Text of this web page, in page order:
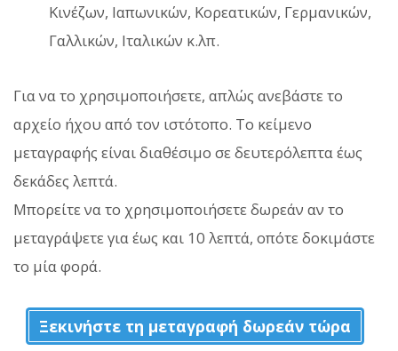
Κινέζων, Ιαπωνικών, Κορεατικών, Γερμανικών,
Γαλλικών, Ιταλικών κ.λπ.
Για να το χρησιμοποιήσετε, απλώς ανεβάστε το
αρχείο ήχου από τον ιστότοπο. Το κείμενο
μεταγραφής είναι διαθέσιμο σε δευτερόλεπτα έως
δεκάδες λεπτά.
Μπορείτε να το χρησιμοποιήσετε δωρεάν αν το
μεταγράψετε για έως και 10 λεπτά, οπότε δοκιμάστε
το μία φορά.
Ξεκινήστε τη μεταγραφή δωρεάν τώρα